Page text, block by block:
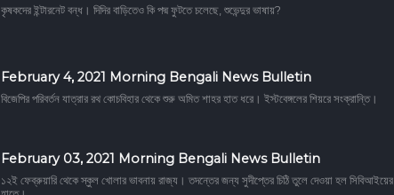
কৃষকদের ইন্টারনেট বন্ধ। দিদির বাড়িতেও কি পদ্ম ফুটতে চলেছে, শুভেন্দুর ভাষায়?
February 4, 2021 Morning Bengali News Bulletin
বিজেপির পরিবর্তন যাত্রার রথ কোচবিহার থেকে শুরু অমিত শাহর হাত ধরে। ইস্টবেঙ্গলের শিয়রে সংক্রান্তি।
February 03, 2021 Morning Bengali News Bulletin
১২ই ফেব্রুয়ারি থেকে স্কুল খোলার ভাবনায় রাজ্য। তদন্তের জন্য সুদীপ্তের চিঠি তুলে দেওয়া হল সিবিআইয়ের